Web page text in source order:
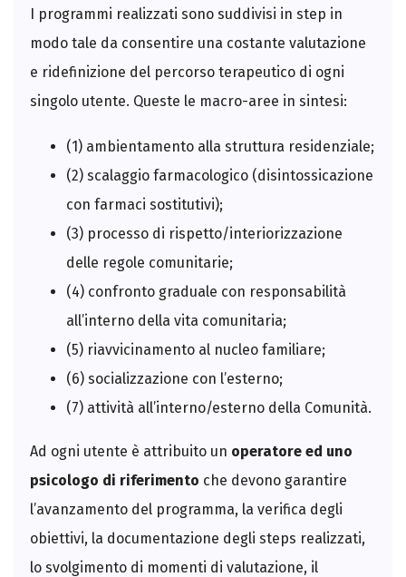
I programmi realizzati sono suddivisi in step in
modo tale da consentire una costante valutazione
e ridefinizione del percorso terapeutico di ogni
singolo utente. Queste le macro-aree in sintesi:
(1) ambientamento alla struttura residenziale;
(2) scalaggio farmacologico (disintossicazione
con farmaci sostitutivi);
(3) processo di rispetto/interiorizzazione
delle regole comunitarie;
(4) confronto graduale con responsabilità
all’interno della vita comunitaria;
(5) riavvicinamento al nucleo familiare;
(6) socializzazione con l’esterno;
(7) attività all’interno/esterno della Comunità.
Ad ogni utente è attribuito un operatore ed uno
psicologo di riferimento che devono garantire
l’avanzamento del programma, la verifica degli
obiettivi, la documentazione degli steps realizzati,
lo svolgimento di momenti di valutazione, il